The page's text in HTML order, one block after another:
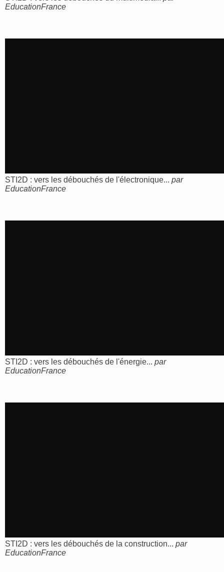
EducationFrance
STI2D : vers les débouchés de l'électronique... par
EducationFrance
STI2D : vers les débouchés de l'énergie... par
EducationFrance
STI2D : vers les débouchés de la construction... par
EducationFrance